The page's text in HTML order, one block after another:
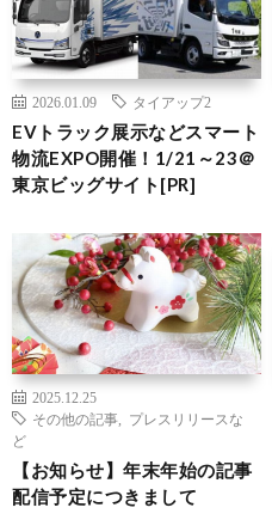
2026.01.09 タイアップ2
EVトラック展示などスマート
物流EXPO開催！1/21～23＠
東京ビッグサイト[PR]
2025.12.25
その他の記事
プレスリリースな
ど
【お知らせ】年末年始の記事
配信予定につきまして